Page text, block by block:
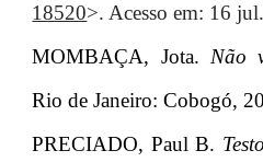
18520>. Acesso em: 16
MOMBAÇA, Jota. Não
Rio de Janeiro: Cobogó,
PRECIADO, Paul B.